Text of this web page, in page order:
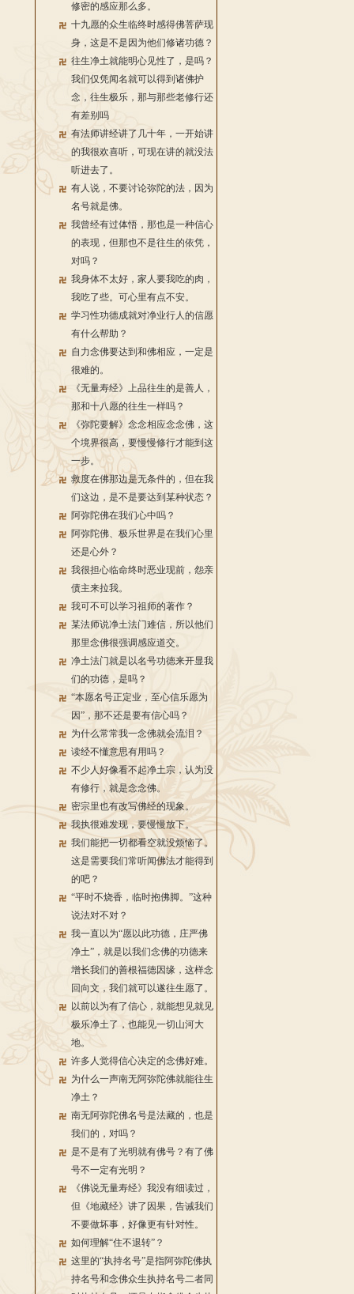
修密的感应那么多。
十九愿的众生临终时感得佛菩萨现
身，这是不是因为他们修诸功德？
往生净土就能明心见性了，是吗？
我们仅凭闻名就可以得到诸佛护
念，往生极乐，那与那些老修行还
有差别吗
有法师讲经讲了几十年，一开始讲
的我很欢喜听，可现在讲的就没法
听进去了。
有人说，不要讨论弥陀的法，因为
名号就是佛。
我曾经有过体悟，那也是一种信心
的表现，但那也不是往生的依凭，
对吗？
我身体不太好，家人要我吃的肉，
我吃了些。可心里有点不安。
学习性功德成就对净业行人的信愿
有什么帮助？
自力念佛要达到和佛相应，一定是
很难的。
《无量寿经》上品往生的是善人，
那和十八愿的往生一样吗？
《弥陀要解》念念相应念念佛，这
个境界很高，要慢慢修行才能到这
一步。
救度在佛那边是无条件的，但在我
们这边，是不是要达到某种状态？
阿弥陀佛在我们心中吗？
阿弥陀佛、极乐世界是在我们心里
还是心外？
我很担心临命终时恶业现前，怨亲
债主来拉我。
我可不可以学习祖师的著作？
某法师说净土法门难信，所以他们
那里念佛很强调感应道交。
净土法门就是以名号功德来开显我
们的功德，是吗？
“本愿名号正定业，至心信乐愿为
因”，那不还是要有信心吗？
为什么常常我一念佛就会流泪？
读经不懂意思有用吗？
不少人好像看不起净土宗，认为没
有修行，就是念念佛。
密宗里也有改写佛经的现象。
我执很难发现，要慢慢放下。
我们能把一切都看空就没烦恼了。
这是需要我们常听闻佛法才能得到
的吧？
“平时不烧香，临时抱佛脚。”这种
说法对不对？
我一直以为“愿以此功德，庄严佛
净土”，就是以我们念佛的功德来
增长我们的善根福德因缘，这样念
回向文，我们就可以遂往生愿了。
以前以为有了信心，就能想见就见
极乐净土了，也能见一切山河大
地。
许多人觉得信心决定的念佛好难。
为什么一声南无阿弥陀佛就能往生
净土？
南无阿弥陀佛名号是法藏的，也是
我们的，对吗？
是不是有了光明就有佛号？有了佛
号不一定有光明？
《佛说无量寿经》我没有细读过，
但《地藏经》讲了因果，告诫我们
不要做坏事，好像更有针对性。
如何理解“住不退转”？
这里的“执持名号”是指阿弥陀佛执
持名号和念佛众生执持名号二者同